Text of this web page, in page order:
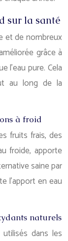
sur la santé
et de nombreux
grâce à
l’eau pure. Cela
au long de la
à froid
fruits frais, des
froide, apporte
saine par
l’apport en eau
naturels
dans les